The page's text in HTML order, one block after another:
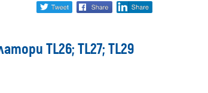
Share
media
twitter facebook
TL26; TL27; TL29